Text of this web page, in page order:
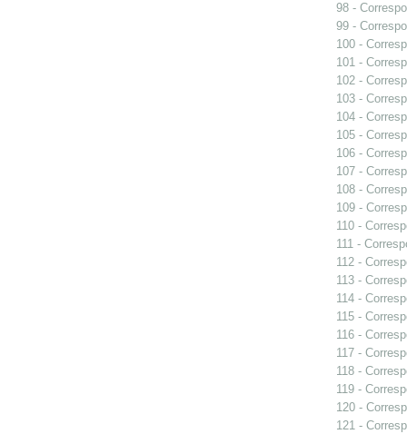
98 -
99 -
100 -
101 -
102 -
103 -
104 -
105 -
106 -
107 -
108 -
109 -
110 -
111 -
112 -
113 -
114 -
115 -
116 -
117 -
118 -
119 -
120 -
121 -